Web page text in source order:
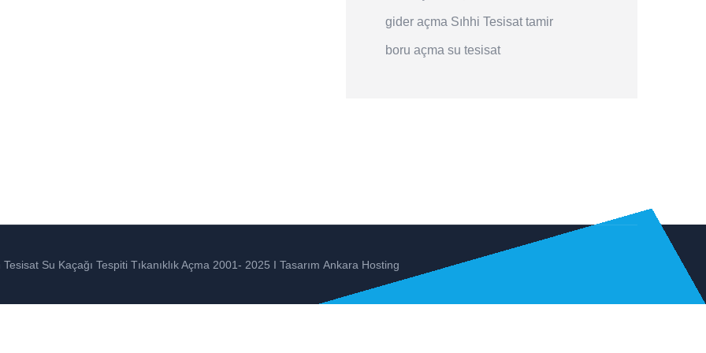
gider açma Sıhhi Tesisat tamir
boru açma su tesisat
Su Kaçağı Tespiti Tıkanıklık Açma 2001- 2025 I Tasarım Ankara Hosting